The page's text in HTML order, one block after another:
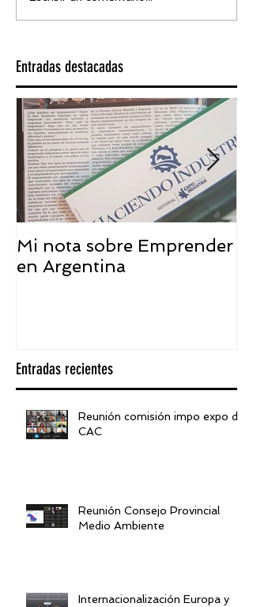
Entradas destacadas
Mi nota sobre Emprender
en Argentina
Entradas recientes
Reunión comisión impo expo de
CAC
Reunión Consejo Provincial
Medio Ambiente
Internacionalización Europa y